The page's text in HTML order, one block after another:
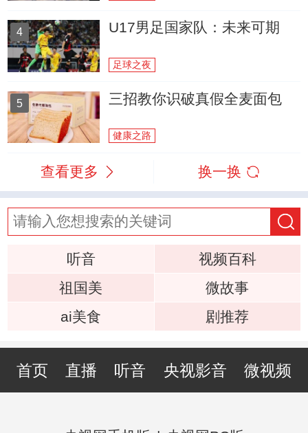
4 U17男足国家队：未来可期
足球之夜
5 三招教你识破真假全麦面包
健康之路
查看更多 换一换
听音
视频百科
祖国美
微故事
ai美食
剧推荐
首页 直播 听音 央视影音 微视频